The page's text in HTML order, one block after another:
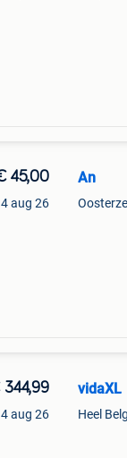
45,00
4 aug 26
An
344,99
4 aug 26
vidaXL
Heel